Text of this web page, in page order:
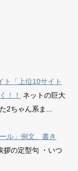
ト「上位10サイト
！！
ネットの巨大
2ちゃん系ま...
ル」例文、書き
拶の定型句 ・いつ